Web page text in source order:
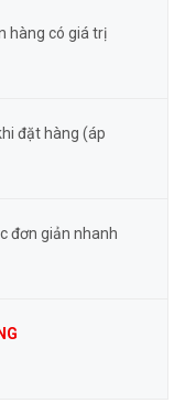
hàng có giá trị
đặt hàng (áp
đơn giản nhanh